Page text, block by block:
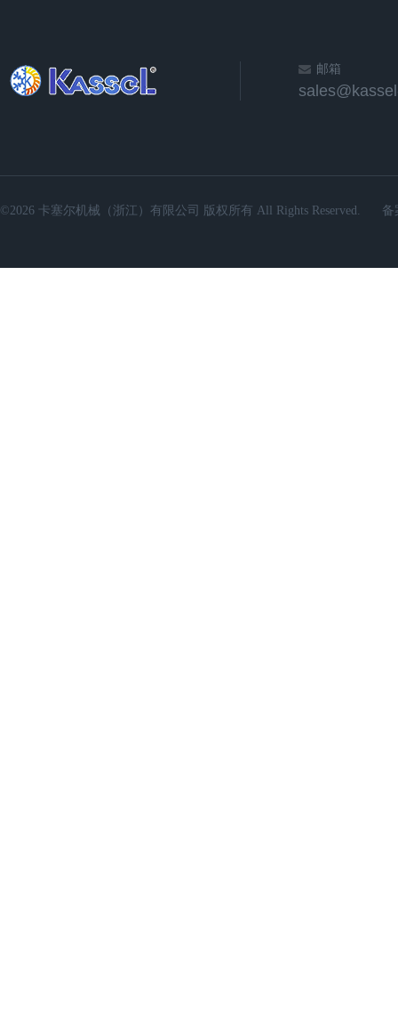
邮箱
©2026 卡塞尔机械（浙江）有限公司 版权所有 All Rights Reserved. 备